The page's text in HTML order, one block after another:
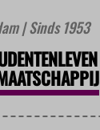
| Sinds 1953